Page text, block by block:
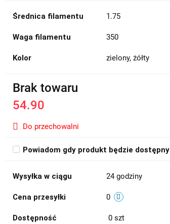
Średnica filamentu 1.75
Waga filamentu 350
Kolor zielony, żółty
Brak towaru
54.90
Do przechowalni
Powiadom gdy produkt będzie dostępny
Wysyłka w ciągu 24 godziny
Cena przesyłki 0
Dostępność 0 szt